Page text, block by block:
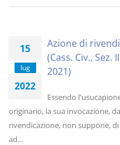
15
lug
2022
Azione di
(Cass. Civ.,
2021)
Essendo
originario, la sua invocazione,
rivendicazione, non suppone,
ad...